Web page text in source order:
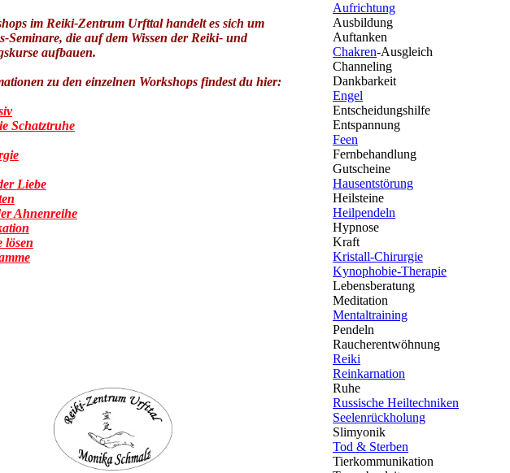
im Reiki-Zentrum Urfttal handelt es sich um
Seminare, die auf dem Wissen der Reiki- und
aufbauen.
zu den einzelnen Workshops findest du hier:
Schatztruhe
Liebe
Ahnenreihe
lösen
Aufrichtung
Ausbildung
Auftanken
Chakren-Ausgleich
Channeling
Dankbarkeit
Engel
Entscheidungshilfe
Entspannung
Feen
Fernbehandlung
Gutscheine
Hausentstörung
Heilsteine
Heilpendeln
Hypnose
Kraft
Kristall-Chirurgie
Kynophobie-Therapie
Lebensberatung
Meditation
Mentaltraining
Pendeln
Raucherentwöhnung
Reiki
Reinkarnation
Ruhe
Russische Heiltechniken
Seelenrückholung
Slimyonik
Tod & Sterben
Tierkommunikation